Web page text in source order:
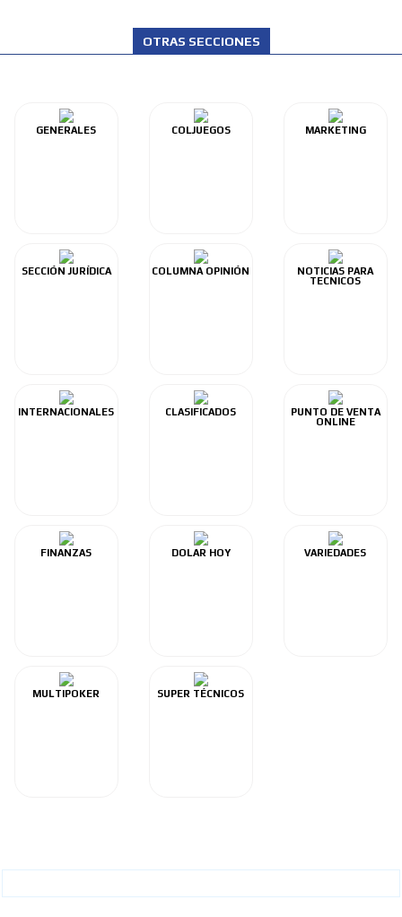
OTRAS SECCIONES
GENERALES COLJUEGOS MARKETING
SECCIÓN JURÍDICA COLUMNA OPINIÓN
NOTICIAS PARA
TECNICOS
INTERNACIONALES CLASIFICADOS
PUNTO DE VENTA
ONLINE
FINANZAS DOLAR HOY VARIEDADES
MULTIPOKER SUPER TÉCNICOS